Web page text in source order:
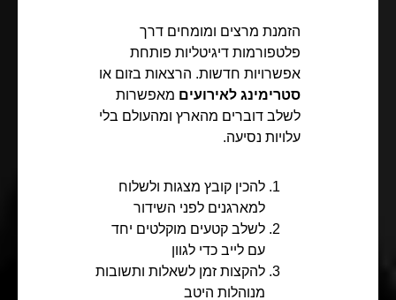
הזמנת מרצים ומומחים דרך
פלטפורמות דיגיטליות פותחת
אפשרויות חדשות. הרצאות בזום או
סטרימינג לאירועים מאפשרות
לשלב דוברים מהארץ ומהעולם בלי
עלויות נסיעה.
להכין קובץ מצגות ולשלוח
למארגנים לפני השידור
לשלב קטעים מוקלטים יחד
עם לייב כדי לגוון
להקצות זמן לשאלות ותשובות
מנוהלות היטב